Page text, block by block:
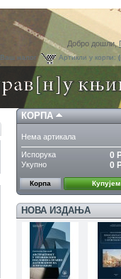
Добро дошли,
Артикли у корпи:
Ваш налог
КОРПА
Нема артикала
Испорука 0
Укупно 0
Корпа Купујем
НОВА ИЗДАЊА